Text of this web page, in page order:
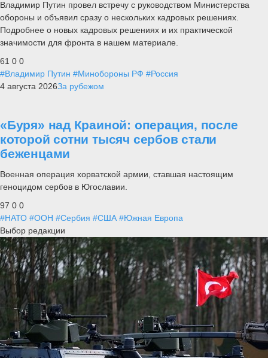
Владимир Путин провел встречу с руководством Министерства
обороны и объявил сразу о нескольких кадровых решениях.
Подробнее о новых кадровых решениях и их практической
значимости для фронта в нашем материале.
61 0 0
#Владимир Путин #Минобороны РФ #Россия
4 августа 2026За рубежом
«Буря» над Краиной: операция, после
которой сотни тысяч сербов стали
беженцами
Военная операция хорватской армии, ставшая настоящим
геноцидом сербов в Югославии.
97 0 0
#НАТО #ООН #Сербия #США #Южная Европа
Выбор редакции